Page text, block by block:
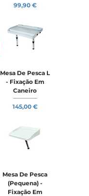
Preço
99,90 €
Mesa De Pesca L
- Fixação Em
Caneiro
Preço
145,00 €
Mesa De Pesca
(Pequena) -
Fixação Em